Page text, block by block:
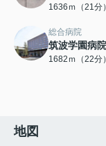
1636ｍ（21分）
総合病院
筑波学園病院
1682ｍ（22分）
地図